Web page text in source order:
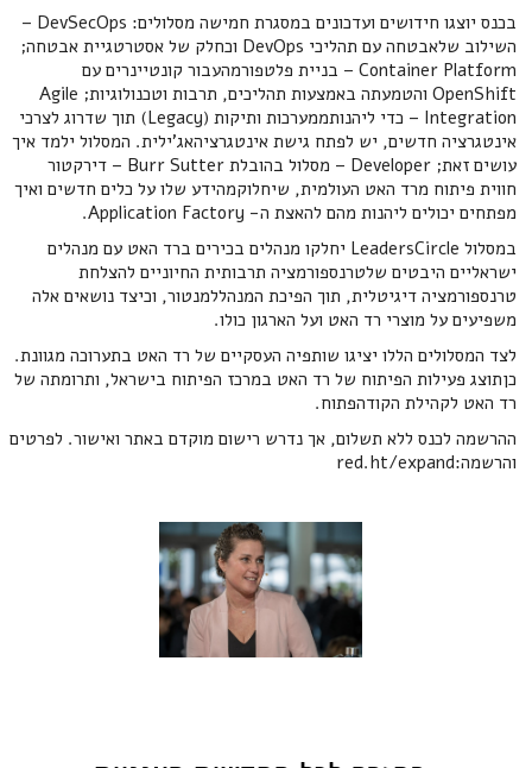
בכנס יוצגו חידושים ועדכונים במסגרת חמישה מסלולים: DevSecOps –
השילוב שלאבטחה עם תהליכי DevOps וכחלק של אסטרטגיית אבטחה;
Container Platform – בניית פלטפורמהעבור קונטיינרים עם
OpenShift והטמעתה באמצעות תהליכים, תרבות וטכנולוגיות; Agile
Integration – כדי ליהנותממערכות ותיקות (Legacy) תוך שדרוג לצרכי
אינטגרציה חדשים, יש לפתח גישת אינטגרציהאג'ילית. המסלול ילמד איך
עושים זאת; Developer – מסלול בהובלת Burr Sutter – דירקטור
חווית פיתוח מרד האט העולמית, שיחלוקמהידע שלו על כלים חדשים ואיך
מפתחים יכולים ליהנות מהם להאצת ה- Application Factory.
במסלול LeadersCircle יחלקו מנהלים בכירים ברד האט עם מנהלים
ישראליים היבטים שלטרנספורמציה תרבותית החיוניים להצלחת
טרנספורמציה דיגיטלית, תוך הפיכת המנהללמנטור, וכיצד נושאים אלה
משפיעים על מוצרי רד האט ועל הארגון כולו.
לצד המסלולים הללו יציגו שותפיה העסקיים של רד האט בתערוכה מגוונת.
כןתוצג פעילות הפיתוח של רד האט במרכז הפיתוח בישראל, ותרומתה של
רד האט לקהילת הקודהפתוח.
ההרשמה לכנס ללא תשלום, אך נדרש רישום מוקדם באתר ואישור. לפרטים
והרשמה:red.ht/expand